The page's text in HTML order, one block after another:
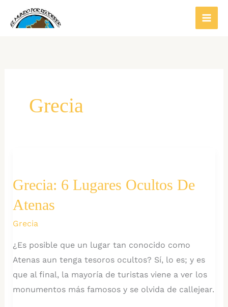
Grecia
Grecia: 6 Lugares Ocultos De
Atenas
Grecia
¿Es posible que un lugar tan conocido como
Atenas aun tenga tesoros ocultos? Sí, lo es; y es
que al final, la mayoría de turistas viene a ver los
monumentos más famosos y se olvida de callejear.